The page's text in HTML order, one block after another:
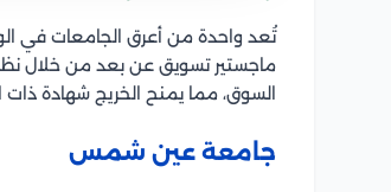
تُعد واحدة من أعرق الجامعات في
ماجستير تسويق عن بعد من خلال
السوق، مما يمنح الخريج شهادة
جامعة عين شمس